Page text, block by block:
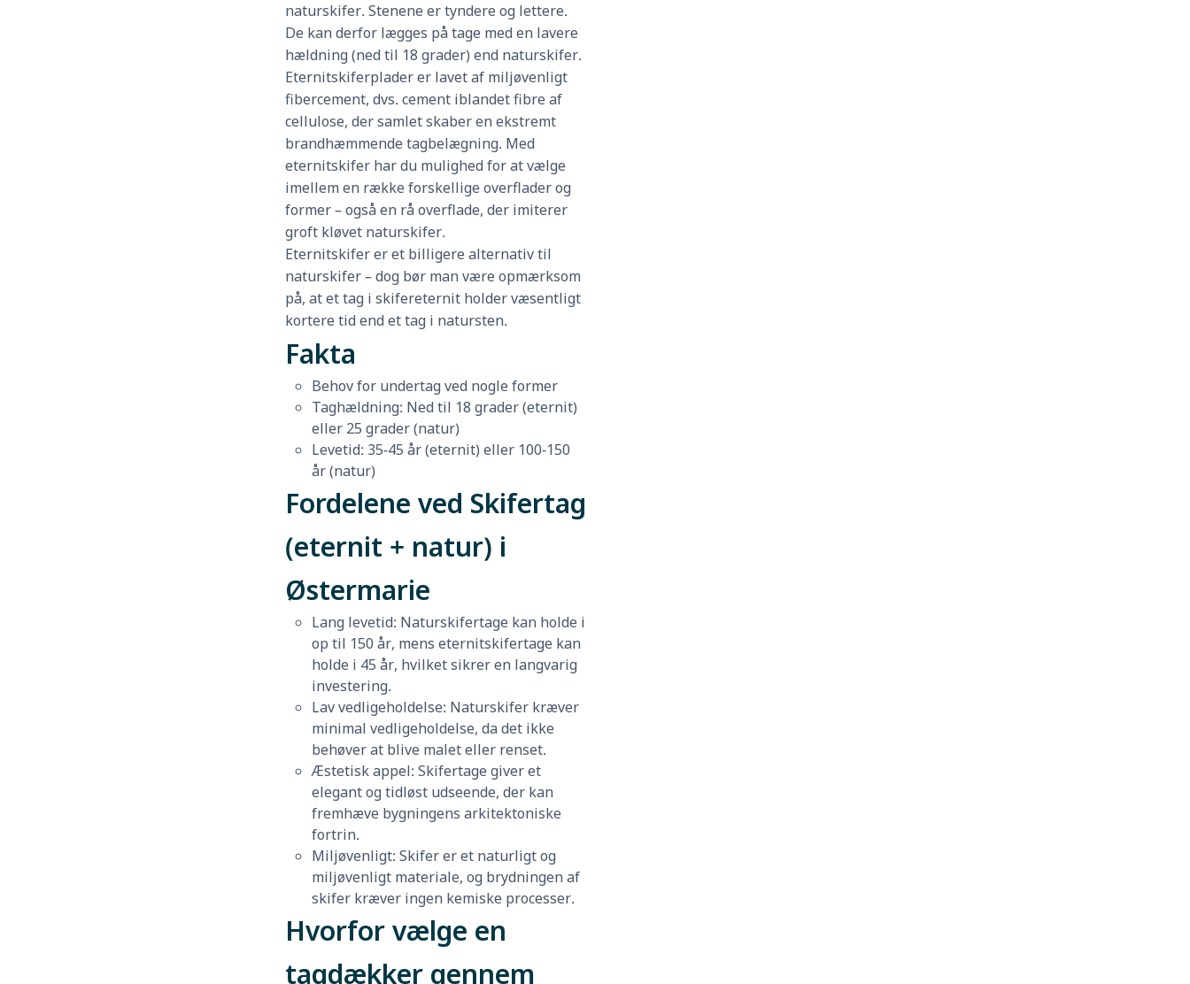
naturskifer. Stenene er tyndere og lettere.
De kan derfor lægges på tage med en lavere
hældning (ned til 18 grader) end naturskifer.
Eternitskiferplader er lavet af miljøvenligt
fibercement, dvs. cement iblandet fibre af
cellulose, der samlet skaber en ekstremt
brandhæmmende tagbelægning. Med
eternitskifer har du mulighed for at vælge
imellem en række forskellige overflader og
former – også en rå overflade, der imiterer
groft kløvet naturskifer.
Eternitskifer er et billigere alternativ til
naturskifer – dog bør man være opmærksom
på, at et tag i skifereternit holder væsentligt
kortere tid end et tag i natursten.
Fakta
Behov for undertag ved nogle former
Taghældning: Ned til 18 grader (eternit)
eller 25 grader (natur)
Levetid: 35-45 år (eternit) eller 100-150
år (natur)
Fordelene ved Skifertag
(eternit + natur) i
Østermarie
Lang levetid: Naturskifertage kan holde i
op til 150 år, mens eternitskifertage kan
holde i 45 år, hvilket sikrer en langvarig
investering.
Lav vedligeholdelse: Naturskifer kræver
minimal vedligeholdelse, da det ikke
behøver at blive malet eller renset.
Æstetisk appel: Skifertage giver et
elegant og tidløst udseende, der kan
fremhæve bygningens arkitektoniske
fortrin.
Miljøvenligt: Skifer er et naturligt og
miljøvenligt materiale, og brydningen af
skifer kræver ingen kemiske processer.
Hvorfor vælge en
tagdækker gennem